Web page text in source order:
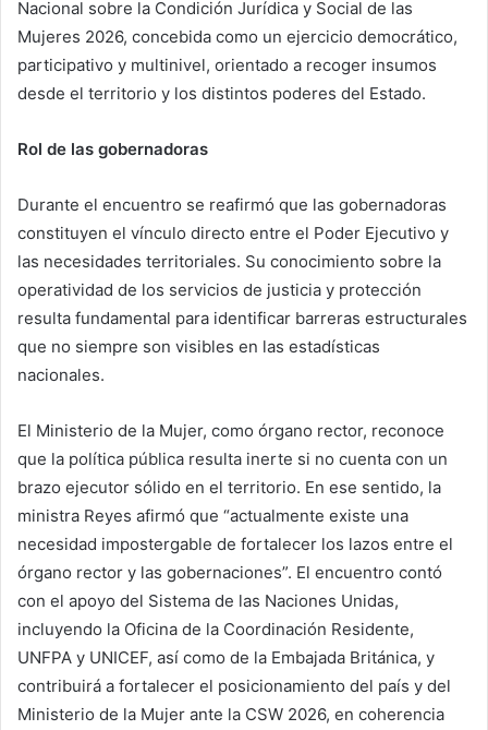
Nacional sobre la Condición Jurídica y Social de las
Mujeres 2026, concebida como un ejercicio democrático,
participativo y multinivel, orientado a recoger insumos
desde el territorio y los distintos poderes del Estado.
Rol de las gobernadoras
Durante el encuentro se reafirmó que las gobernadoras
constituyen el vínculo directo entre el Poder Ejecutivo y
las necesidades territoriales. Su conocimiento sobre la
operatividad de los servicios de justicia y protección
resulta fundamental para identificar barreras estructurales
que no siempre son visibles en las estadísticas
nacionales.
El Ministerio de la Mujer, como órgano rector, reconoce
que la política pública resulta inerte si no cuenta con un
brazo ejecutor sólido en el territorio. En ese sentido, la
ministra Reyes afirmó que “actualmente existe una
necesidad impostergable de fortalecer los lazos entre el
órgano rector y las gobernaciones”. El encuentro contó
con el apoyo del Sistema de las Naciones Unidas,
incluyendo la Oficina de la Coordinación Residente,
UNFPA y UNICEF, así como de la Embajada Británica, y
contribuirá a fortalecer el posicionamiento del país y del
Ministerio de la Mujer ante la CSW 2026, en coherencia